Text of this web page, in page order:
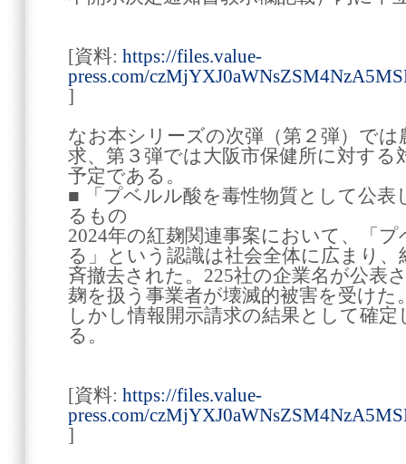
[資料: https://files.value-
press.com/
]
なお本シリーズの次弾（第２弾）で
求、第３弾では大阪市保健所に対す
予定である。
■ 「プベルル酸を毒性物質として公表
るもの
2024年の紅麹関連事案において、「
る」という認識は社会全体に広まり
斉撤去された。225社の企業名が公表
麹を扱う事業者が壊滅的被害を受けた
しかし情報開示請求の結果として確
る。
[資料: https://files.value-
press.com/
]